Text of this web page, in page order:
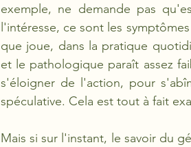
exemple, ne demande pas
l'intéresse, ce sont les
que joue, dans la pratique
et le pathologique paraît assez
s'éloigner de l'action, pour
spéculative. Cela est tout à fait
Mais si sur l'instant, le savoir du